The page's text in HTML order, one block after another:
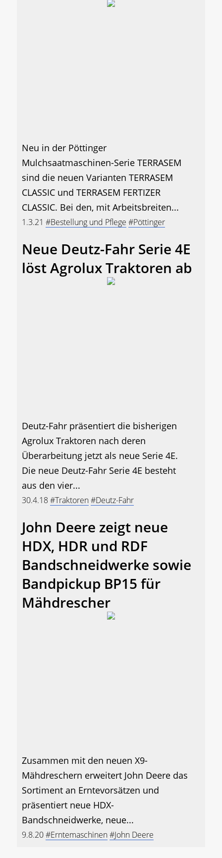
Neu in der Pöttinger
Mulchsaatmaschinen-Serie TERRASEM
sind die neuen Varianten TERRASEM
CLASSIC und TERRASEM FERTIZER
CLASSIC. Bei den, mit Arbeitsbreiten...
1.3.21 #Bestellung und Pflege #Pöttinger
Neue Deutz-Fahr Serie 4E
löst Agrolux Traktoren ab
Deutz-Fahr präsentiert die bisherigen
Agrolux Traktoren nach deren
Überarbeitung jetzt als neue Serie 4E.
Die neue Deutz-Fahr Serie 4E besteht
aus den vier...
30.4.18#Traktoren#Deutz-Fahr
John Deere zeigt neue
HDX, HDR und RDF
Bandschneidwerke sowie
Bandpickup BP15 für
Mähdrescher
Zusammen mit den neuen X9-
Mähdreschern erweitert John Deere das
Sortiment an Erntevorsätzen und
präsentiert neue HDX-
Bandschneidwerke, neue...
9.8.20#Erntemaschinen#John Deere